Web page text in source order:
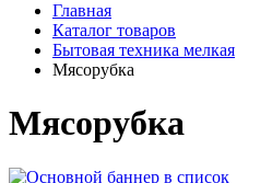
Главная
Каталог товаров
Бытовая техника мелкая
Мясорубка
Мясорубка